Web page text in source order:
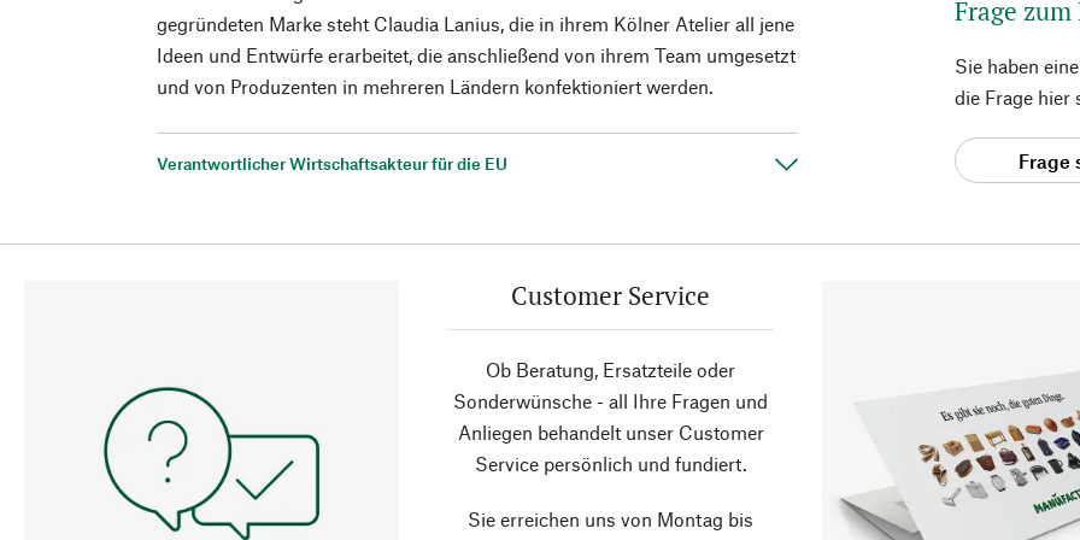
gegründeten Marke steht Claudia Lanius, die in ihrem Kölner Atelier all jene
Ideen und Entwürfe erarbeitet, die anschließend von ihrem Team umgesetzt
und von Produzenten in mehreren Ländern konfektioniert werden.
Verantwortlicher Wirtschaftsakteur für die EU
Frage
Sie haben
die Frage hier
Frage
Customer Service
Ob Beratung, Ersatzteile oder
Sonderwünsche - all Ihre Fragen und
Anliegen behandelt unser Customer
Service persönlich und fundiert.
Sie erreichen uns von Montag bis